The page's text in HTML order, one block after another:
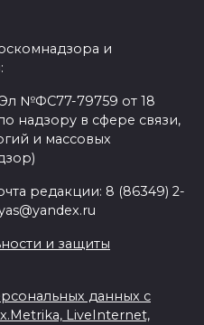
и
№ФС77-79759 от 18
надзору в сфере связи,
и массовых
редакции: 8 (86349) 2-
и защиты
данных с
LiveInternet,